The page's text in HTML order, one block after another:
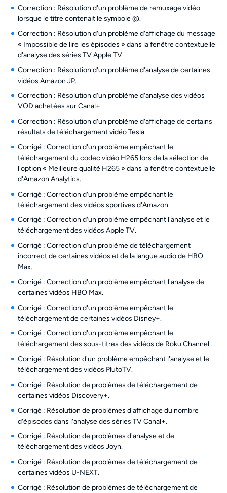
Correction : Résolution d'un problème de remuxage vidéo
lorsque le titre contenait le symbole @.
Correction : Résolution d'un problème d'affichage du message
« Impossible de lire les épisodes » dans la fenêtre contextuelle
d'analyse des séries TV Apple TV.
Correction : Résolution d'un problème d'analyse de certaines
vidéos Amazon JP.
Correction : Résolution d'un problème d'analyse des vidéos
VOD achetées sur Canal+.
Correction : Résolution d'un problème d'affichage de certains
résultats de téléchargement vidéo Tesla.
Corrigé : Correction d'un problème empêchant le
téléchargement du codec vidéo H265 lors de la sélection de
l'option « Meilleure qualité H265 » dans la fenêtre contextuelle
d'Amazon Analytics.
Corrigé : Correction d'un problème empêchant le
téléchargement des vidéos sportives d'Amazon.
Corrigé : Correction d'un problème empêchant l'analyse et le
téléchargement des vidéos Apple TV.
Corrigé : Correction d'un problème de téléchargement
incorrect de certaines vidéos et de la langue audio de HBO
Max.
Corrigé : Correction d'un problème empêchant l'analyse de
certaines vidéos HBO Max.
Corrigé : Correction d'un problème empêchant le
téléchargement de certaines vidéos Disney+.
Corrigé : Correction d'un problème empêchant le
téléchargement des sous-titres des vidéos de Roku Channel.
Corrigé : Résolution d'un problème empêchant l'analyse et le
téléchargement des vidéos PlutoTV.
Corrigé : Résolution de problèmes de téléchargement de
certaines vidéos Discovery+.
Corrigé : Résolution de problèmes d'affichage du nombre
d'épisodes dans l'analyse des séries TV Canal+.
Corrigé : Résolution de problèmes d'analyse et de
téléchargement des vidéos Joyn.
Corrigé : Résolution de problèmes de téléchargement de
certaines vidéos U-NEXT.
Corrigé : Résolution de problèmes de téléchargement de